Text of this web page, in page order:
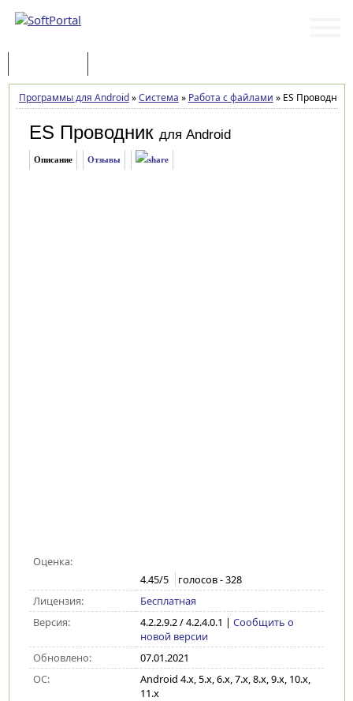
Программы для Android»Система » Работа с файлами »ES Проводник
ES Проводник для Android
Описание Отзывы
Оценка:
4.45/5 голосов -328
Лицензия:
Бесплатная
Версия:
4.2.2.9.2 / 4.2.4.0.1 | Сообщить о
новой версии
Обновлено:
07.01.2021
ОС:
Android 4.x, 5.x, 6.x, 7.x, 8.x, 9.x, 10.x,
11.x